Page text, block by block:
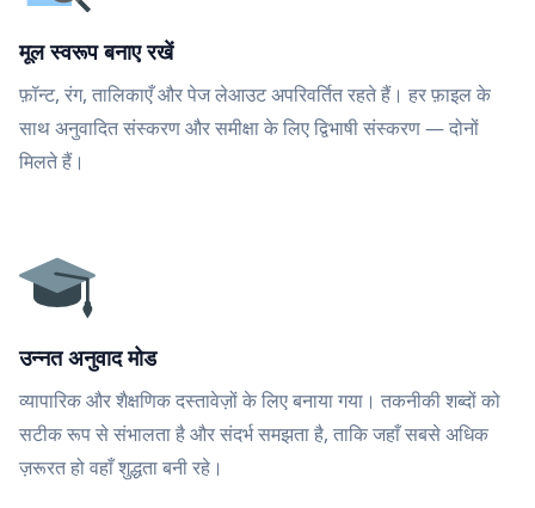
मूल स्वरूप बनाए रखें
फ़ॉन्ट, रंग, तालिकाएँ और पेज लेआउट अपरिवर्तित रहते हैं। हर फ़ाइल के
साथ अनुवादित संस्करण और समीक्षा के लिए द्विभाषी संस्करण — दोनों
मिलते हैं।
उन्नत अनुवाद मोड
व्यापारिक और शैक्षणिक दस्तावेज़ों के लिए बनाया गया। तकनीकी शब्दों को
सटीक रूप से संभालता है और संदर्भ समझता है, ताकि जहाँ सबसे अधिक
ज़रूरत हो वहाँ शुद्धता बनी रहे।